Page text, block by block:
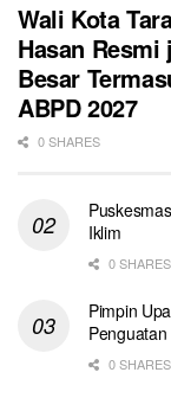
Wali Kota
Hasan Resmi
Besar
ABPD 2027
0 SHARES
Iklim
0 SHARES
Pimpin
0 SHARES